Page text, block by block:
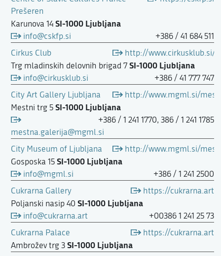
Prešeren
Karunova 14 SI-1000 Ljubljana
+386 / 41 684 511
info@cskfp.si
http://www.cirkusklub.si/
Cirkus Club
Trg mladinskih delovnih brigad 7 SI-1000 Ljubljana
+386 / 41 777 747
info@cirkusklub.si
http://www.mgml.si/
City Art Gallery Ljubljana
Mestni trg 5 SI-1000 Ljubljana
+386 / 1 241 1770, 386 / 1 241 1785
mestna.galerija@mgml.si
http://www.mgml.si/
City Museum of Ljubljana
Gosposka 15 SI-1000 Ljubljana
+386 / 1 241 2500
info@mgml.si
https://cukrarna.art
Cukrarna Gallery
Poljanski nasip 40 SI-1000 Ljubljana
+00386 1 241 25 73
info@cukrarna.art
https://cukrarna.art
Cukrarna Palace
Ambrožev trg 3 SI-1000 Ljubljana